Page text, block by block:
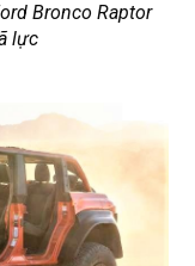
Bronco Raptor
lực